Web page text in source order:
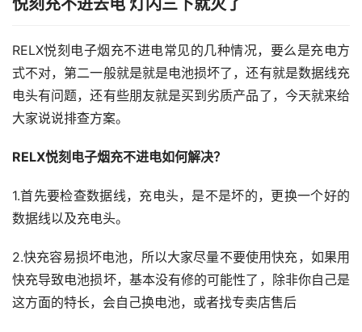
悦刻充不进去电 灯闪三下就灭了
RELX悦刻电子烟充不进电常见的几种情况，要么是充电方
式不对，第二一般就是就是电池损坏了，还有就是数据线充
电头有问题，还有些朋友就是买到劣质产品了，今天就来给
大家说说排查方案。
RELX悦刻电子烟充不进电如何解决？
1.首先要检查数据线，充电头，是不是坏的，更换一个好的
数据线以及充电头。
2.快充容易损坏电池，所以大家尽量不要使用快充，如果用
快充导致电池损坏，基本没有修的可能性了，除非你自己是
这方面的特长，会自己换电池，或者找专卖店售后